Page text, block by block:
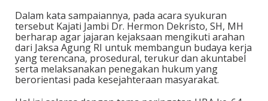
Dalam kata sampaiannya, pada acara syukuran
tersebut Kajati Jambi Dr. Hermon Dekristo, SH, MH
berharap agar jajaran kejaksaan mengikuti arahan
dari Jaksa Agung RI untuk membangun budaya kerja
yang terencana, prosedural, terukur dan akuntabel
serta melaksanakan penegakan hukum yang
berorientasi pada kesejahteraan masyarakat.